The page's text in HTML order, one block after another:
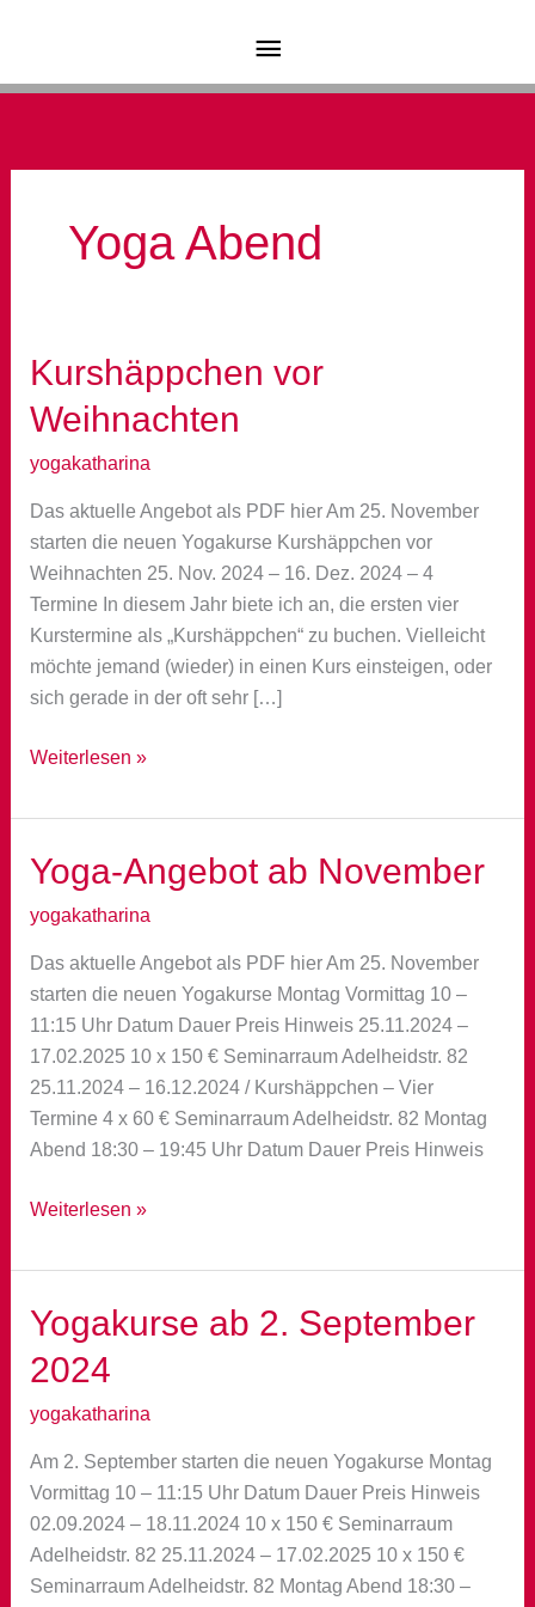
Hauptmenü
Yoga Abend
Kurshäppchen vor
Weihnachten
yogakatharina
Das aktuelle Angebot als PDF hier Am 25. November
starten die neuen Yogakurse Kurshäppchen vor
Weihnachten 25. Nov. 2024 – 16. Dez. 2024 – 4
Termine In diesem Jahr biete ich an, die ersten vier
Kurstermine als „Kurshäppchen“ zu buchen. Vielleicht
möchte jemand (wieder) in einen Kurs einsteigen, oder
sich gerade in der oft sehr […]
Kurshäppchen
Weihnachten
Weiterlesen »
Yoga-Angebot ab November
yogakatharina
Das aktuelle Angebot als PDF hier Am 25. November
starten die neuen Yogakurse Montag Vormittag 10 –
11:15 Uhr Datum Dauer Preis Hinweis 25.11.2024 –
17.02.2025 10 x 150 € Seminarraum Adelheidstr. 82
25.11.2024 – 16.12.2024 / Kurshäppchen – Vier
Termine 4 x 60 € Seminarraum Adelheidstr. 82 Montag
Abend 18:30 – 19:45 Uhr Datum Dauer Preis Hinweis
Yoga-
ab
Weiterlesen »
Yogakurse ab 2. September
2024
yogakatharina
Am 2. September starten die neuen Yogakurse Montag
Vormittag 10 – 11:15 Uhr Datum Dauer Preis Hinweis
02.09.2024 – 18.11.2024 10 x 150 € Seminarraum
Adelheidstr. 82 25.11.2024 – 17.02.2025 10 x 150 €
Seminarraum Adelheidstr. 82 Montag Abend 18:30 –